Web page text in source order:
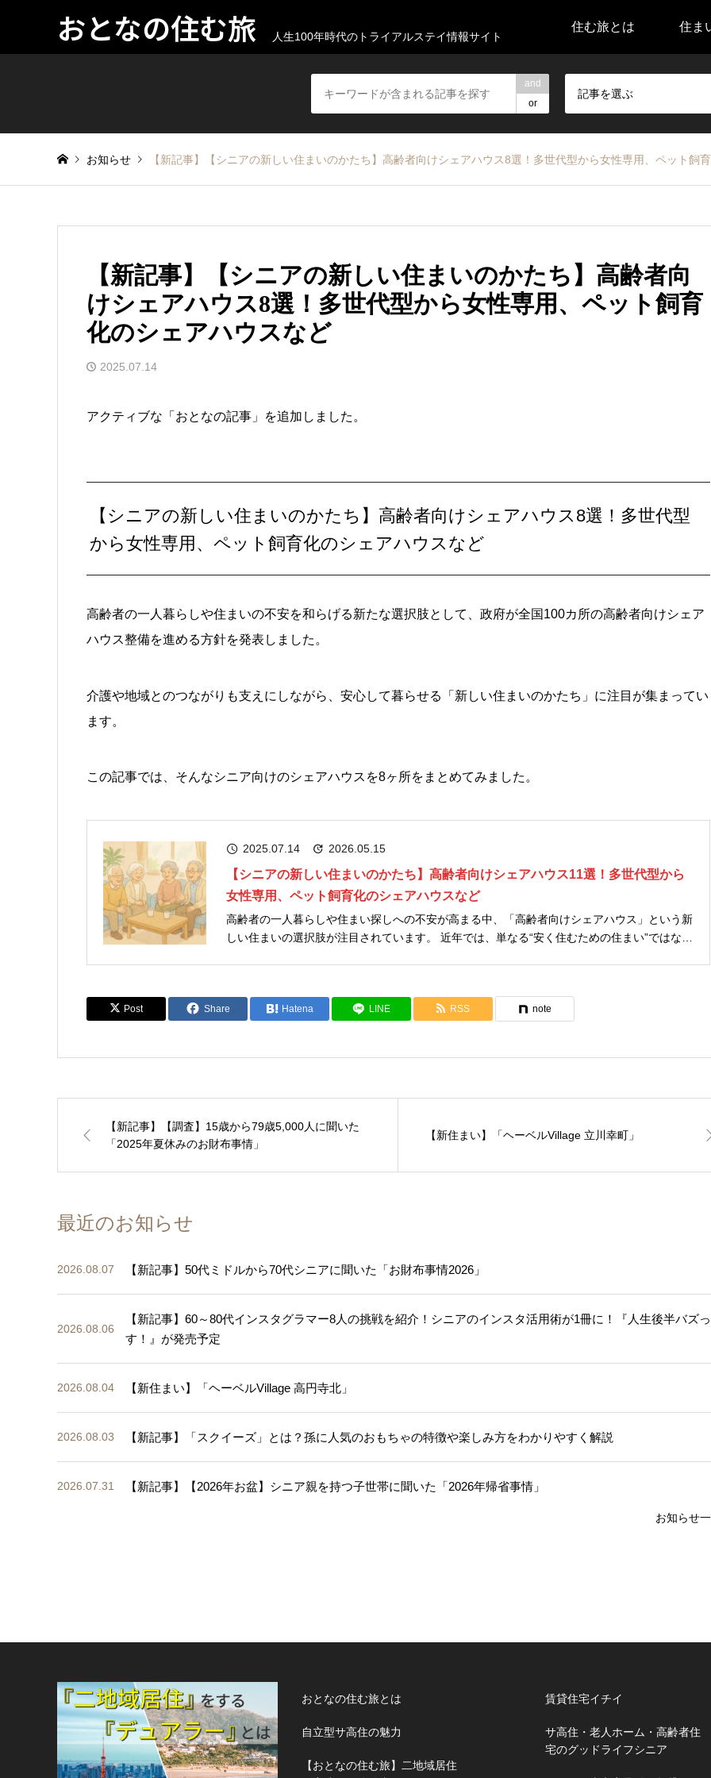
おとなの住む旅 人生100年時代のトライアルステイ情報サイト
住む旅とは 住ま
and
or
記事を選ぶ
お知らせ 【新記事】【シニアの新しい住まいのかたち】高齢者向けシェアハウス8選！多世代型から女性専用、ペット飼
【新記事】【シニアの新しい住まいのかたち】高齢者向
けシェアハウス8選！多世代型から女性専用、ペット飼育
化のシェアハウスなど
2025.07.14
アクティブな「おとなの記事」を追加しました。
【シニアの新しい住まいのかたち】高齢者向けシェアハウス8選！多世代型
から女性専用、ペット飼育化のシェアハウスなど
高齢者の一人暮らしや住まいの不安を和らげる新たな選択肢として、政府が全国100カ所の高齢者向けシェア
ハウス整備を進める方針を発表しました。
介護や地域とのつながりも支えにしながら、安心して暮らせる「新しい住まいのかたち」に注目が集まってい
ます。
この記事では、そんなシニア向けのシェアハウスを8ヶ所をまとめてみました。
2025.07.14 2026.05.15
【シニアの新しい住まいのかたち】高齢者向けシェアハウス11選！多世代型から
女性専用、ペット飼育化のシェアハウスなど
高齢者の一人暮らしや住まい探しへの不安が高まる中、「高齢者向けシェアハウス」という新
しい住まいの選択肢が注目されています。 近年では、単なる“安く住むための住まい”ではな
Post Share Hatena LINE RSS note
【新記事】【調査】15歳から79歳5,000人に聞いた
「2025年夏休みのお財布事情」
【新住まい】「ヘーベルVillage 立川幸町」
最近のお知らせ
2026.08.07 【新記事】50代ミドルから70代シニアに聞いた「お財布事情2026」
2026.08.06
【新記事】60～80代インスタグラマー8人の挑戦を紹介！シニアのインスタ活用術が1冊に！『人生後半バズ
す！』が発売予定
2026.08.04 【新住まい】「ヘーベルVillage 高円寺北」
2026.08.03 【新記事】「スクイーズ」とは？孫に人気のおもちゃの特徴や楽しみ方をわかりやすく解説
2026.07.31 【新記事】【2026年お盆】シニア親を持つ子世帯に聞いた「2026年帰省事情」
お知らせ
おとなの住む旅とは
自立型サ高住の魅力
【おとなの住む旅】二地域居住
賃貸住宅イチイ
サ高住・老人ホーム・高齢者住
宅のグッドライフシニア